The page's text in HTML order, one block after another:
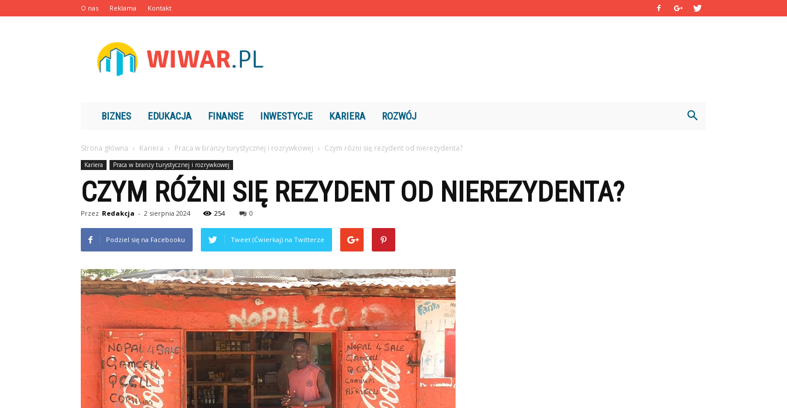
O nas Reklama Kontakt
BIZNES EDUKACJA FINANSE INWESTYCJE KARIERA ROZWÓJ
Strona główna Kariera Praca w branży turystycznej i rozrywkowej Czym różni się rezydent od nierezydenta?
Kariera Praca w branży turystycznej i rozrywkowej
CZYM RÓŻNI SIĘ REZYDENT OD NIEREZYDENTA?
Przez Redakcja - 2 sierpnia 2024 254 0
Podziel się na Facebooku Tweet (Ćwierkaj) na Twitterze